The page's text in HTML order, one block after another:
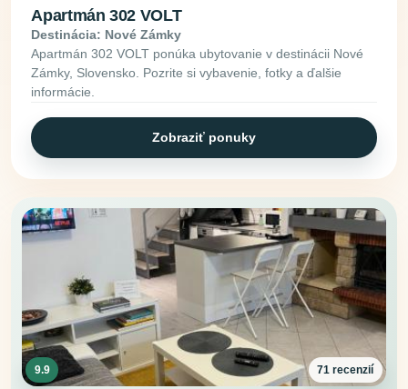
Apartmán 302 VOLT
Destinácia: Nové Zámky
Apartmán 302 VOLT ponúka ubytovanie v destinácii Nové
Zámky, Slovensko. Pozrite si vybavenie, fotky a ďalšie
informácie.
Zobraziť ponuky
9.9 71 recenzií